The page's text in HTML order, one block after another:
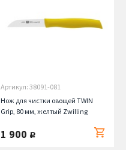
Артикул: 38091-081
Нож для чистки овощей TWIN
Grip, 80 мм, желтый Zwilling
1 900 руб.